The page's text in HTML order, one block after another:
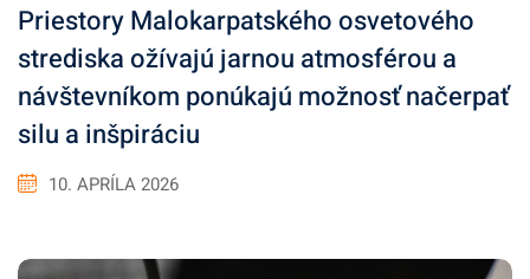
Priestory Malokarpatského osvetového
strediska ožívajú jarnou atmosférou a
návštevníkom ponúkajú možnosť načerpať
silu a inšpiráciu
10. APRÍLA 2026